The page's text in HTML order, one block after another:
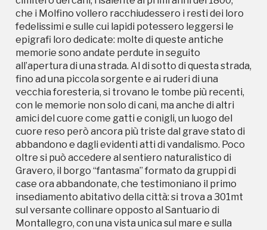
che i Molfino vollero racchiudessero i resti dei loro
fedelissimi e sulle cui lapidi potessero leggersi le
epigrafi loro dedicate: molte di queste antiche
memorie sono andate perdute in seguito
all’apertura di una strada. Al di sotto di questa strada,
fino ad una piccola sorgente e ai ruderi di una
vecchia foresteria, si trovano le tombe più recenti,
con le memorie non solo di cani, ma anche di altri
amici del cuore come gatti e conigli, un luogo del
cuore reso però ancora più triste dal grave stato di
abbandono e dagli evidenti atti di vandalismo. Poco
oltre si può accedere al sentiero naturalistico di
Gravero, il borgo “fantasma” formato da gruppi di
case ora abbandonate, che testimoniano il primo
insediamento abitativo della città: si trova a 301mt
sul versante collinare opposto al Santuario di
Montallegro, con una vista unica sul mare e sulla
amici del cuore come gatti e conigli, un luogo del
cuore reso però ancora più triste dal grave stato di
abbandono e dagli evidenti atti di vandalismo. Poco
oltre si può accedere al sentiero naturalistico di
Gravero, il borgo “fantasma” formato da gruppi di
case ora abbandonate, che testimoniano il primo
insediamento abitativo della città: si trova a 301mt
sul versante collinare opposto al Santuario di
Montallegro, con una vista unica sul mare e sulla
costa. Questo sito nel suo complesso, dall’anfiteatro
Giuseppe Assereto alla chiesetta di San Francesco
Saverio, dal cimitero dei cani al sentiero di Gravero,
sulla rotabile per San Maurizio di Monti e
Montallegro, custodisce ancora molte memorie di
una Rapallo “romantica” che non dovrebbero
andare irrimediabilmente perdute.